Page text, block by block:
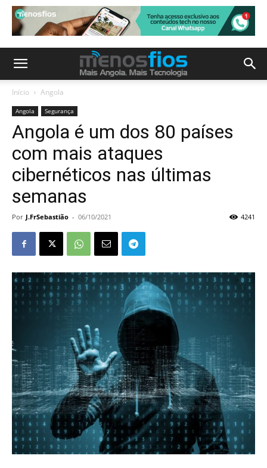
Início Angola
Angola Segurança
Angola é um dos 80 países
com mais ataques
cibernéticos nas últimas
semanas
Por J.FrSebastião - 06/10/2021 4241